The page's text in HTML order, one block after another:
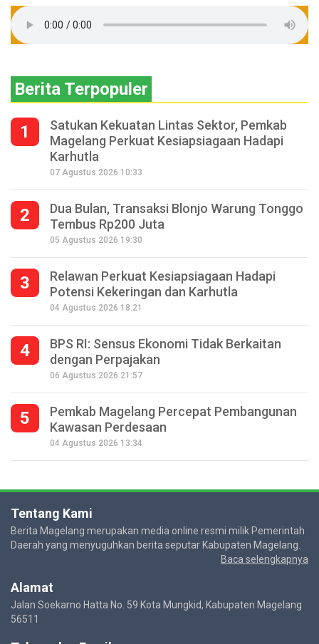
Berita Terpopuler
1
Satukan Kekuatan Lintas Sektor, Pemkab
Magelang Perkuat Kesiapsiagaan Hadapi
Karhutla
07 Agustus 2026 10:33
2
Dua Bulan, Transaksi Blonjo Warung Tonggo
Tembus Rp200 Juta
05 Agustus 2026 19:30
3
Relawan Perkuat Kesiapsiagaan Hadapi
Potensi Kekeringan dan Karhutla
04 Agustus 2026 18:21
4
BPS RI: Sensus Ekonomi Tidak Berkaitan
dengan Perpajakan
06 Agustus 2026 21:57
5
Pemkab Magelang Percepat Pembangunan
Kawasan Perdesaan
04 Agustus 2026 13:34
Tentang Kami
Berita Magelang merupakan media online resmi milik Pemerintah
Daerah yang menyuguhkan berita seputar Kabupaten Magelang.
Baca selengkapnya
Alamat
Jalan Soekarno Hatta No. 59 Kota Mungkid, Kabupaten Magelang
56511